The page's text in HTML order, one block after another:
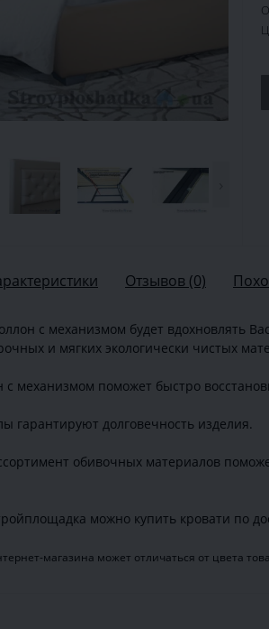
Отзывов (0)
с механизмом будет вдохновлять
и мягких экологически чистых
с механизмом поможет быстро
гарантируют долговечность изделия.
обивочных материалов
можно купить кровати по
магазина может отличаться от цвета